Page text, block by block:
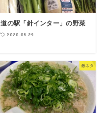
道の駅「針インター」の野菜
2020.05.29
飯ネタ